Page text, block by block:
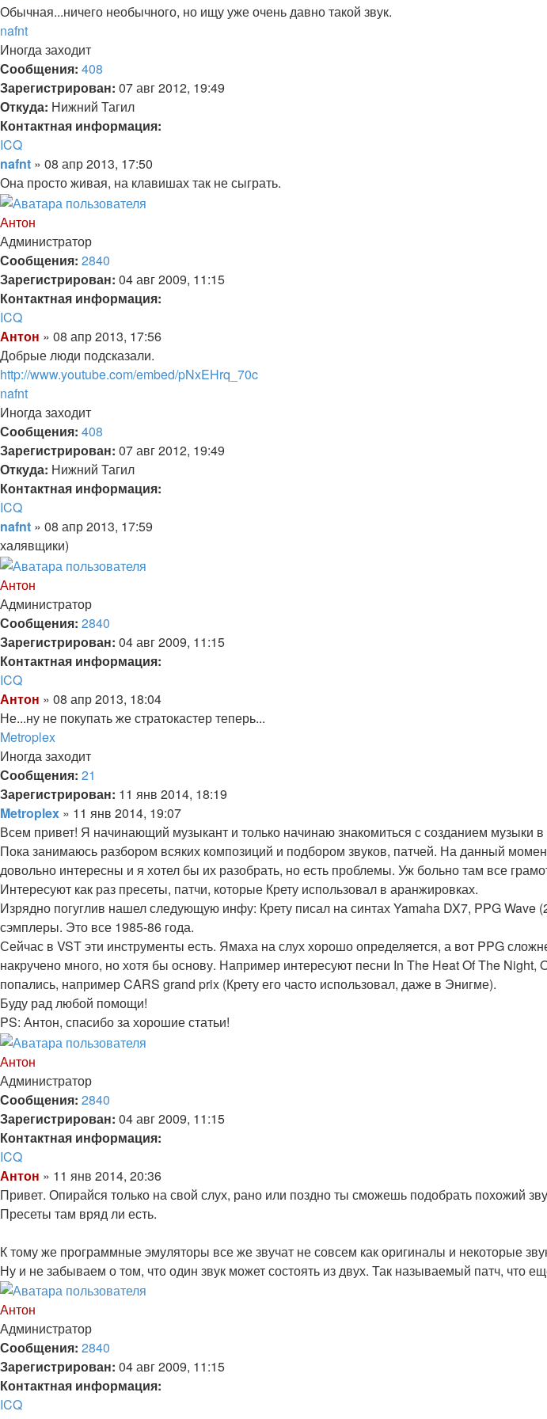
пользователя
Антон
Обычная...ничего необычного, но ищу уже очень давно такой звук.
Вернуться
к
началу
nafnt
Иногда заходит
Сообщения: 408
Зарегистрирован: 07 авг 2012, 19:49
Откуда: Нижний Тагил
Контактная информация:
Контактная
информация
пользователя
nafnt
ICQ
Цитата
Сообщение
nafnt » 08 апр 2013, 17:50
Она просто живая, на клавишах так не сыграть.
Вернуться
к
началу
Антон
Администратор
Сообщения: 2840
Зарегистрирован: 04 авг 2009, 11:15
Контактная информация:
Контактная
информация
пользователя
Антон
ICQ
Цитата
Сообщение
Антон » 08 апр 2013, 17:56
Добрые люди подсказали.
http://www.youtube.com/embed/pNxEHrq_70c
Вернуться
к
началу
nafnt
Иногда заходит
Сообщения: 408
Зарегистрирован: 07 авг 2012, 19:49
Откуда: Нижний Тагил
Контактная информация:
Контактная
информация
пользователя
nafnt
ICQ
Цитата
Сообщение
nafnt » 08 апр 2013, 17:59
халявщики)
Вернуться
к
началу
Антон
Администратор
Сообщения: 2840
Зарегистрирован: 04 авг 2009, 11:15
Контактная информация:
Контактная
информация
пользователя
Антон
ICQ
Цитата
Сообщение
Антон » 08 апр 2013, 18:04
Не...ну не покупать же стратокастер теперь...
Вернуться
к
началу
Metroplex
Иногда заходит
Сообщения: 21
Зарегистрирован: 11 янв 2014, 18:19
Цитата
Сообщение
Metroplex » 11 янв 2014, 19:07
Всем привет! Я начинающий музыкант и только начинаю знакомиться с созданием музыки в
Пока занимаюсь разбором всяких композиций и подбором звуков, патчей. На данный
довольно интересны и я хотел бы их разобрать, но есть проблемы. Уж больно там все
Интересуют как раз пресеты, патчи, которые Крету использовал в аранжировках.
Изрядно погуглив нашел следующую инфу: Крету писал на синтах Yamaha DX7, PPG
сэмплеры. Это все 1985-86 года.
Сейчас в VST эти инструменты есть. Ямаха на слух хорошо определяется, а вот PPG
накручено много, но хотя бы основу. Например интересуют песни In The Heat Of The
попались, например CARS grand prix (Крету его часто использовал, даже в Энигме).
Буду рад любой помощи!
PS: Антон, спасибо за хорошие статьи!
Вернуться
к
началу
Антон
Администратор
Сообщения: 2840
Зарегистрирован: 04 авг 2009, 11:15
Контактная информация:
Контактная
информация
пользователя
Антон
ICQ
Цитата
Сообщение
Антон » 11 янв 2014, 20:36
Привет. Опирайся только на свой слух, рано или поздно ты сможешь подобрать похожий
Пресеты там вряд ли есть.
К тому же программные эмуляторы все же звучат не совсем как оригиналы и некоторые
Ну и не забываем о том, что один звук может состоять из двух. Так называемый патч, что
Вернуться
к
началу
Антон
Администратор
Сообщения: 2840
Зарегистрирован: 04 авг 2009, 11:15
Контактная информация:
Контактная
ICQ